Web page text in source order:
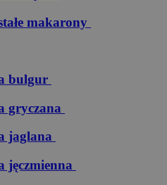
makarony
bulgur
gryczana
jaglana
jęczmienna